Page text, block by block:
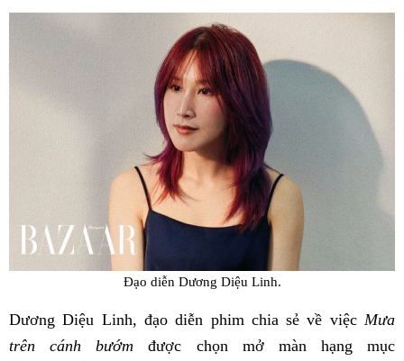
Đạo diễn Dương Diệu Linh.
Dương Diệu Linh, đạo diễn phim chia sẻ về việc Mưa
trên cánh bướm được chọn mở màn hạng mục